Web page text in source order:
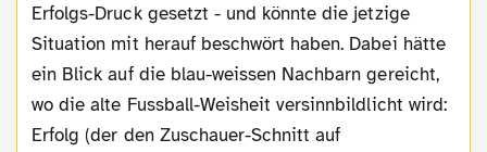
Erfolgs-Druck gesetzt - und könnte die jetzige
Situation mit herauf beschwört haben. Dabei hätte
ein Blick auf die blau-weissen Nachbarn gereicht,
wo die alte Fussball-Weisheit versinnbildlicht wird:
Erfolg (der den Zuschauer-Schnitt auf